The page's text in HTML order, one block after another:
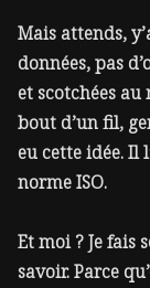
Mais attends,
données, pas
et scotchées
bout d’un fil,
eu cette idée. Il
norme ISO.
Et moi ? Je fais
savoir. Parce